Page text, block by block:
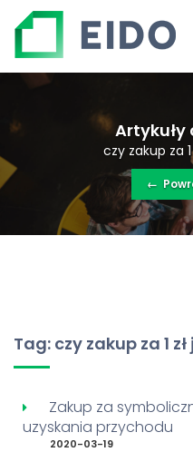
czy zakup za
←
Tag: czy zakup za 1
Zakup za
uzyskania przychodu
2020-03-19